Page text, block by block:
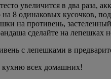
увеличится в два раза,
на 8 одинаковых кусочков,
на противень,
сделайте на лепешках
с лепешками в
кухню всех домашних!